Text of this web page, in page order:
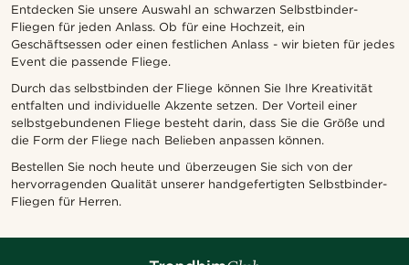
Entdecken Sie unsere Auswahl an schwarzen Selbstbinder-
Fliegen für jeden Anlass. Ob für eine Hochzeit, ein
Geschäftsessen oder einen festlichen Anlass - wir bieten für jedes
Event die passende Fliege.
Durch das selbstbinden der Fliege können Sie Ihre Kreativität
entfalten und individuelle Akzente setzen. Der Vorteil einer
selbstgebundenen Fliege besteht darin, dass Sie die Größe und
die Form der Fliege nach Belieben anpassen können.
Bestellen Sie noch heute und überzeugen Sie sich von der
hervorragenden Qualität unserer handgefertigten Selbstbinder-
Fliegen für Herren.